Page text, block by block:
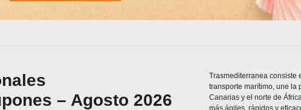
– Agosto 2026
Trasmediterranea consiste
transporte marítimo, une la
Canarias y el norte de
más ágiles, rápidos y